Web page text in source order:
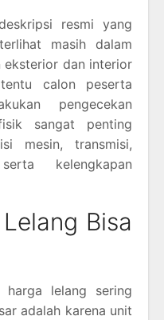
resmi yang
masih dalam
eksterior dan interior
calon peserta
pengecekan
sangat penting
mesin, transmisi,
kelengkapan
Bisa
harga lelang sering
adalah karena unit